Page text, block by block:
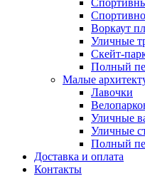
Воркаут
Уличные
Скейт-
Полный
Малые
Лавочки
Уличные
Уличные
Полный
Доставка и оплата
Контакты